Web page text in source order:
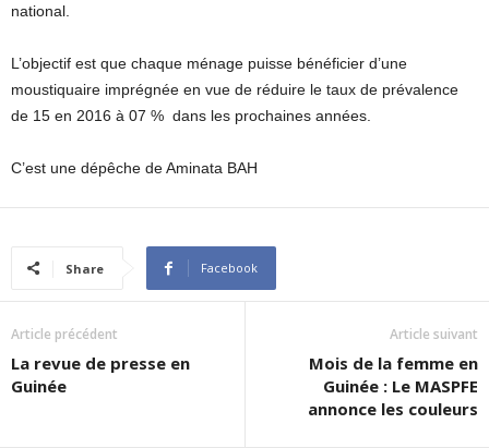
national.
L’objectif est que chaque ménage puisse bénéficier d’une
moustiquaire imprégnée en vue de réduire le taux de prévalence
de 15 en 2016 à 07 % dans les prochaines années.
C’est une dépêche de Aminata BAH
Share Facebook
Article précédent
La revue de presse en
Guinée
Article suivant
Mois de la femme en
Guinée : Le MASPFE
annonce les couleurs